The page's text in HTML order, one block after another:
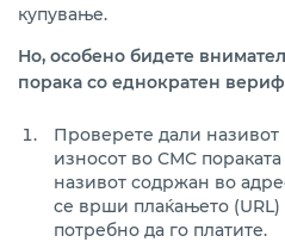
купување.
Но, особено бидете
порака со еднократен
Проверете дали називот
износот во СМС пораката
називот содржан во
се врши плаќањето (URL)
потребно да го платите.